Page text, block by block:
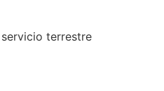
terrestre